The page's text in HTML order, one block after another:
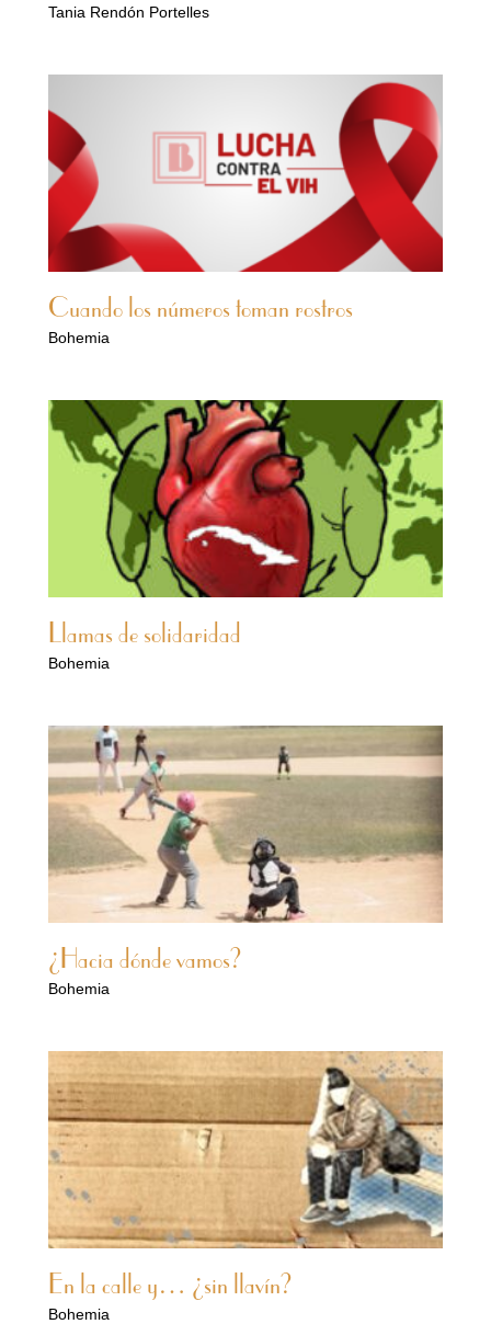
Tania Rendón Portelles
Cuando los números toman rostros
Bohemia
Llamas de solidaridad
Bohemia
¿Hacia dónde vamos?
Bohemia
En la calle y… ¿sin llavín?
Bohemia